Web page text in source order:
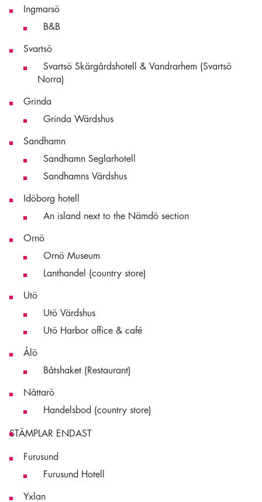
Ingmarsö
B&B
Svartsö
Svartsö Skärgårdshotell & Vandrarhem (Svartsö
Norra)
Grinda
Grinda Wärdshus
Sandhamn
Sandhamn Seglarhotell
Sandhamns Värdshus
Idöborg hotell
An island next to the Nämdö section
Ornö
Ornö Museum
Lanthandel (country store)
Utö
Utö Värdshus
Utö Harbor office & café
Ålö
Båtshaket (Restaurant)
Nåttarö
Handelsbod (country store)
STÄMPLAR ENDAST
Furusund
Furusund Hotell
Yxlan